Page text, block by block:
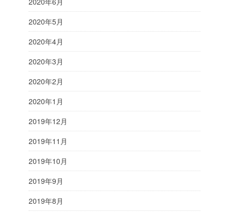
2020年5月
2020年4月
2020年3月
2020年2月
2020年1月
2019年12月
2019年11月
2019年10月
2019年9月
2019年8月